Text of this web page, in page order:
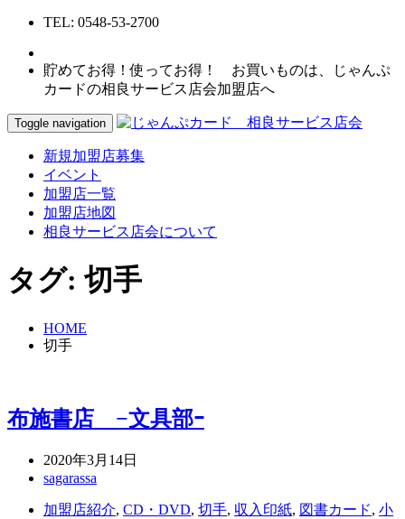
TEL: 0548-53-2700
貯めてお得！使ってお得！ お買いものは、じゃんぷ
カードの相良サービス店会加盟店へ
Toggle navigation
新規加盟店募集
イベント
加盟店一覧
加盟店地図
相良サービス店会について
タグ: 切手
HOME
切手
布施書店 −文具部ｰ
2020年3月14日
sagarassa
加盟店紹介, CD・DVD, 切手, 収入印紙, 図書カード, 小